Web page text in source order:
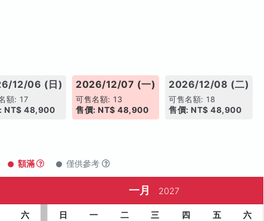
12/06 (日)
額: 17
NT$ 48,900
2026/12/07 (一)
可售名額: 13
售價: NT$ 48,900
2026/12/08 (二)
可售名額: 18
售價: NT$ 48,900
額滿 僅供參考
六
一月 2027
日 一 二 三 四 五
六